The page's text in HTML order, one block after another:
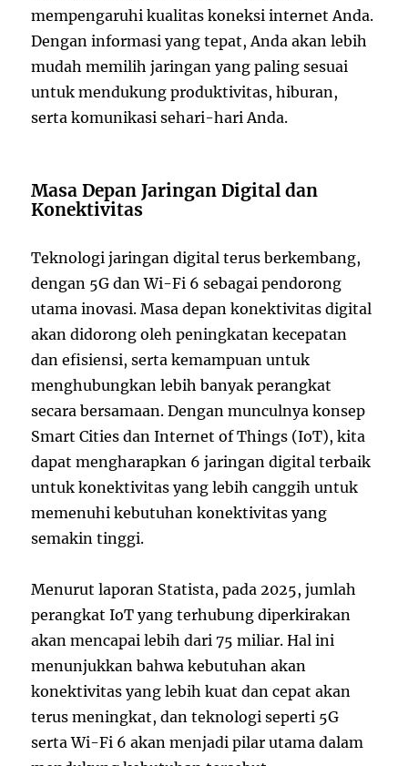
mempengaruhi kualitas koneksi internet Anda.
Dengan informasi yang tepat, Anda akan lebih
mudah memilih jaringan yang paling sesuai
untuk mendukung produktivitas, hiburan,
serta komunikasi sehari-hari Anda.
Masa Depan Jaringan Digital dan
Konektivitas
Teknologi jaringan digital terus berkembang,
dengan 5G dan Wi-Fi 6 sebagai pendorong
utama inovasi. Masa depan konektivitas digital
akan didorong oleh peningkatan kecepatan
dan efisiensi, serta kemampuan untuk
menghubungkan lebih banyak perangkat
secara bersamaan. Dengan munculnya konsep
Smart Cities dan Internet of Things (IoT), kita
dapat mengharapkan 6 jaringan digital terbaik
untuk konektivitas yang lebih canggih untuk
memenuhi kebutuhan konektivitas yang
semakin tinggi.
Menurut laporan Statista, pada 2025, jumlah
perangkat IoT yang terhubung diperkirakan
akan mencapai lebih dari 75 miliar. Hal ini
menunjukkan bahwa kebutuhan akan
konektivitas yang lebih kuat dan cepat akan
terus meningkat, dan teknologi seperti 5G
serta Wi-Fi 6 akan menjadi pilar utama dalam